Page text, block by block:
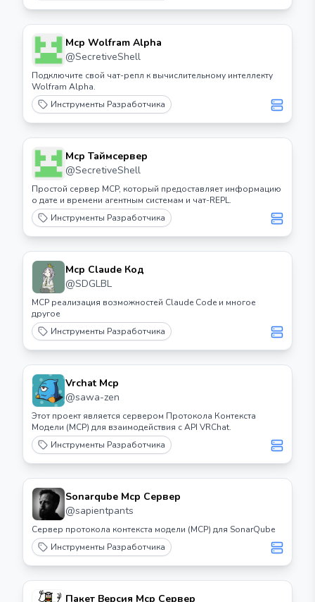
Mcp Wolfram Alpha
@SecretiveShell
Подключите свой чат-репл к вычислительному интеллекту
Wolfram Alpha.
Инструменты Разработчика
Mcp Таймсервер
@SecretiveShell
Простой сервер MCP, который предоставляет информацию
о дате и времени агентным системам и чат-REPL.
Инструменты Разработчика
Mcp Claude Код
@SDGLBL
MCP реализация возможностей Claude Code и многое
другое
Инструменты Разработчика
Vrchat Mcp
@sawa-zen
Этот проект является сервером Протокола Контекста
Модели (MCP) для взаимодействия с API VRChat.
Инструменты Разработчика
Sonarqube Mcp Сервер
@sapientpants
Сервер протокола контекста модели (MCP) для SonarQube
Инструменты Разработчика
Пакет Версия Mcp Сервер